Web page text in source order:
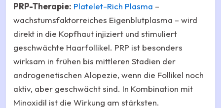
PRP-Therapie: Platelet-Rich Plasma –
wachstumsfaktorreiches Eigenblutplasma – wird
direkt in die Kopfhaut injiziert und stimuliert
geschwächte Haarfollikel. PRP ist besonders
wirksam in frühen bis mittleren Stadien der
androgenetischen Alopezie, wenn die Follikel noch
aktiv, aber geschwächt sind. In Kombination mit
Minoxidil ist die Wirkung am stärksten.